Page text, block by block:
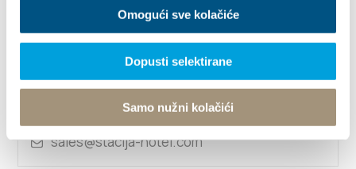
Omogući sve kolačiće
Dopusti selektirane
Samo nužni kolačići
Hotel Štacija
Šetalište Miljenka i Dobrile 34, 21214 Kaštel
sales@stacija-hotel.com